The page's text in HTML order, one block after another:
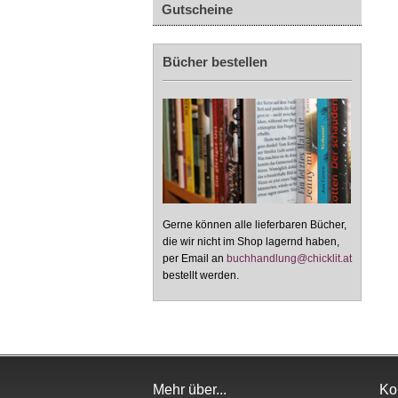
Gutscheine
Bücher bestellen
Gerne können alle lieferbaren Bücher,
die wir nicht im Shop lagernd haben,
per Email an buchhandlung@chicklit.at
bestellt werden.
Mehr über...